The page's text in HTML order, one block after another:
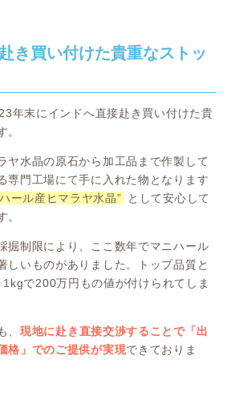
き買い付けた貴重なストッ
年末にインドへ直接赴き買い付けた貴
。
ヤ水晶の原石から加工品まで作製して
専門工場にて手に入れた物となります
ール産ヒマラヤ水晶”
として安心して
。
掘制限により、ここ数年でマニハール
しいものがありました。トップ品質と
で200万円もの値が付けられてしま
、 現地に赴き直接交渉することで「出
格」でのご提供が実現できておりま